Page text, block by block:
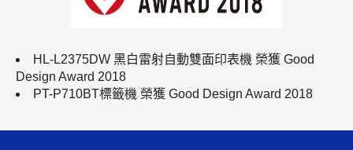
HL-L2375DW 黑白雷射自動雙面印表機 榮獲 Good
Design Award 2018
PT-P710BT標籤機 榮獲 Good Design Award 2018